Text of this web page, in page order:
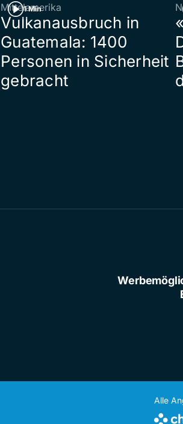
1 Min
Mittelamerika
Vulkanausbruch in
Guatemala: 1400
Personen in Sicherheit
gebracht
Alle